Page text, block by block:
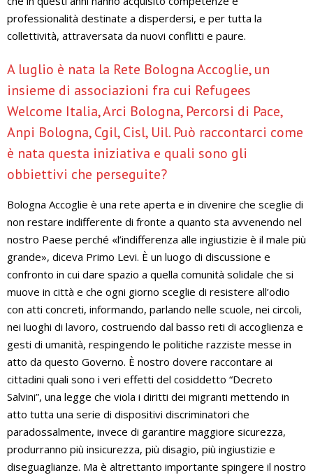
professionalità destinate a disperdersi, e per tutta la
collettività, attraversata da nuovi conflitti e paure.
A luglio è nata la Rete Bologna Accoglie, un
insieme di associazioni fra cui Refugees
Welcome Italia, Arci Bologna, Percorsi di Pace,
Anpi Bologna, Cgil, Cisl, Uil. Può raccontarci come
è nata questa iniziativa e quali sono gli
obbiettivi che perseguite?
Bologna Accoglie è una rete aperta e in divenire che sceglie di
non restare indifferente di fronte a quanto sta avvenendo nel
nostro Paese perché «l’indifferenza alle ingiustizie è il male più
grande», diceva Primo Levi. È un luogo di discussione e
confronto in cui dare spazio a quella comunità solidale che si
muove in città e che ogni giorno sceglie di resistere all’odio
con atti concreti, informando, parlando nelle scuole, nei circoli,
nei luoghi di lavoro, costruendo dal basso reti di accoglienza e
gesti di umanità, respingendo le politiche razziste messe in
atto da questo Governo. È nostro dovere raccontare ai
cittadini quali sono i veri effetti del cosiddetto “Decreto
Salvini”, una legge che viola i diritti dei migranti mettendo in
atto tutta una serie di dispositivi discriminatori che
paradossalmente, invece di garantire maggiore sicurezza,
produrranno più insicurezza, più disagio, più ingiustizie e
diseguaglianze. Ma è altrettanto importante spingere il nostro